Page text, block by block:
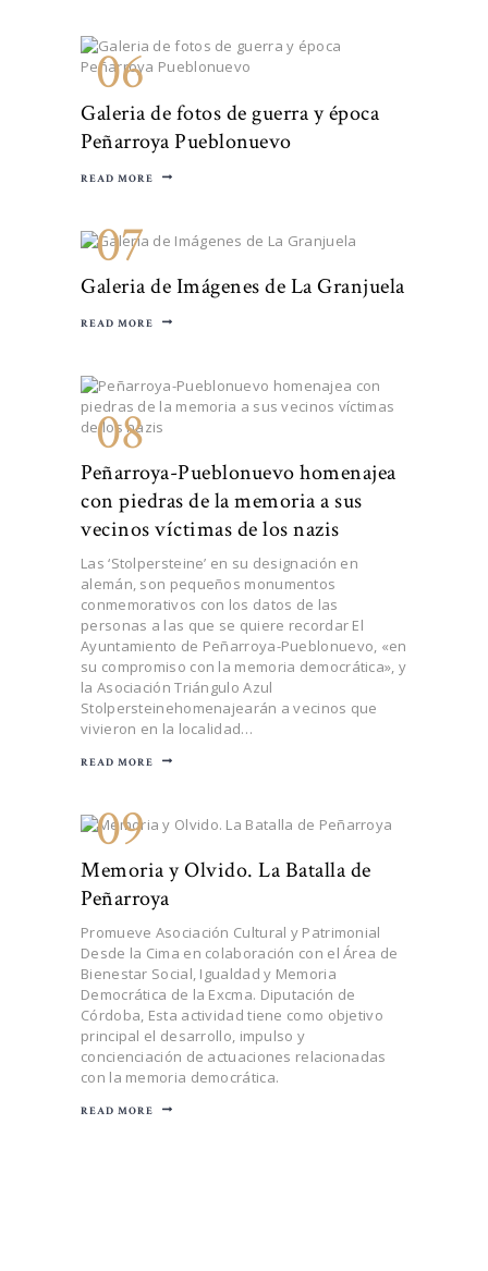
06
Galeria de fotos de guerra y época
Peñarroya Pueblonuevo
READ MORE
07
Galeria de Imágenes de La Granjuela
READ MORE
08
Peñarroya-Pueblonuevo homenajea
con piedras de la memoria a sus
vecinos víctimas de los nazis
Las ‘Stolpersteine’ en su designación en
alemán, son pequeños monumentos
conmemorativos con los datos de las
personas a las que se quiere recordar El
Ayuntamiento de Peñarroya-Pueblonuevo, «en
su compromiso con la memoria democrática», y
la Asociación Triángulo Azul
Stolpersteinehomenajearán a vecinos que
vivieron en la localidad…
READ MORE
09
Memoria y Olvido. La Batalla de
Peñarroya
Promueve Asociación Cultural y Patrimonial
Desde la Cima en colaboración con el Área de
Bienestar Social, Igualdad y Memoria
Democrática de la Excma. Diputación de
Córdoba, Esta actividad tiene como objetivo
principal el desarrollo, impulso y
concienciación de actuaciones relacionadas
con la memoria democrática.
READ MORE